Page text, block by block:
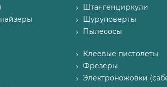
Штангенциркули
Шуруповерты
Пылесосы
Клеевые пистолеты
Фрезеры
Электроножовки